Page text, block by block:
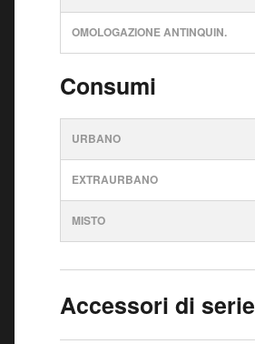
OMOLOGAZIONE ANTINQUIN.
Consumi
URBANO
EXTRAURBANO
MISTO
Accessori di serie